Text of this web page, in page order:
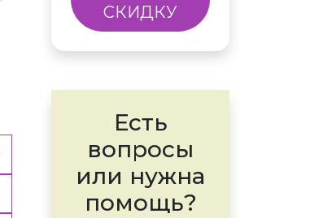
СКИДКУ
Есть
вопросы
или нужна
помощь?